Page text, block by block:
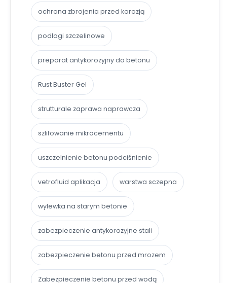
ochrona zbrojenia przed korozją
podłogi szczelinowe
preparat antykorozyjny do betonu
Rust Buster Gel
strutturale zaprawa naprawcza
szlifowanie mikrocementu
uszczelnienie betonu podciśnienie
vetrofluid aplikacja warstwa sczepna
wylewka na starym betonie
zabezpieczenie antykorozyjne stali
zabezpieczenie betonu przed mrozem
Zabezpieczenie betonu przed wodą